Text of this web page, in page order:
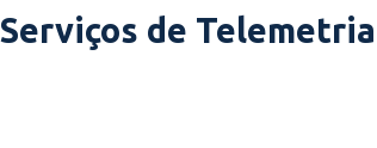
Serviços de